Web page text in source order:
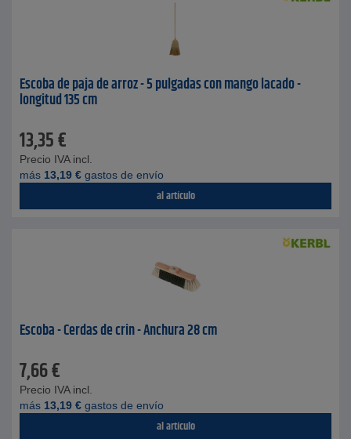
Escoba de paja de arroz - 5 pulgadas con mango lacado -
longitud 135 cm
13,35€
Precio IVA incl.
más 13,19 € gastos de envío
al artículo
Escoba - Cerdas de crin - Anchura 28 cm
7,66€
Precio IVA incl.
más 13,19 € gastos de envío
al artículo